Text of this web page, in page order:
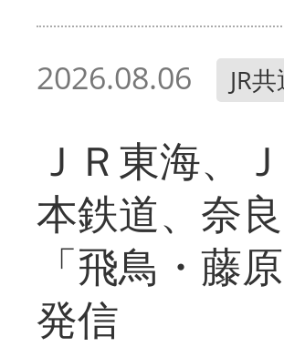
2026.08.06 JR
ＪＲ東海、
本鉄道、奈
「飛鳥・藤
発信